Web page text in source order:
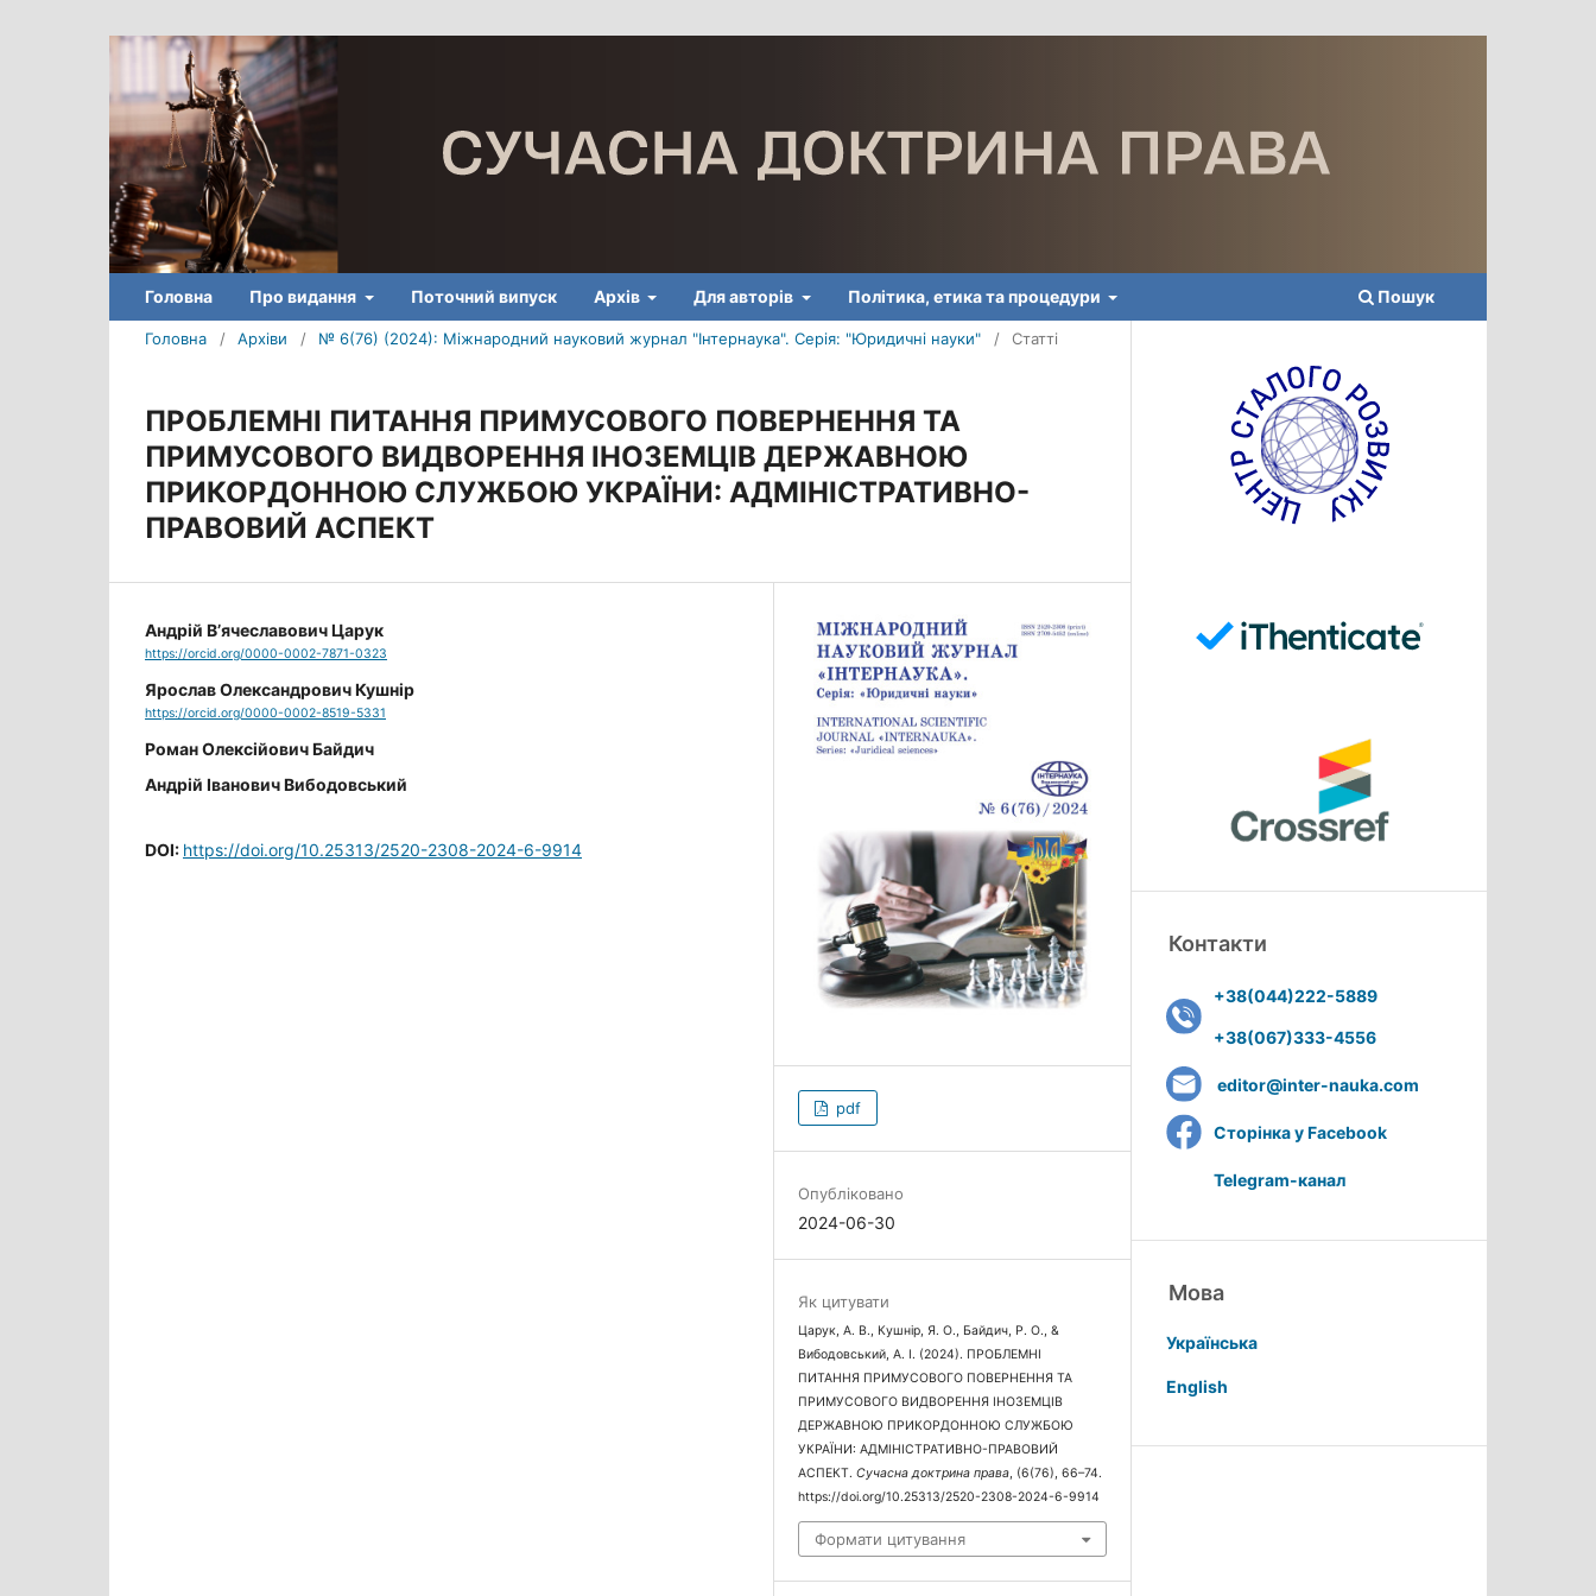
Головна Про видання Поточний випуск Архів Для авторів Політика, етика та процедури Пошук
Головна / Архіви / № 6(76) (2024): Міжнародний науковий журнал "Інтернаука". Серія: "Юридичні науки" / Статті
ПРОБЛЕМНІ ПИТАННЯ ПРИМУСОВОГО ПОВЕРНЕННЯ ТА
ПРИМУСОВОГО ВИДВОРЕННЯ ІНОЗЕМЦІВ ДЕРЖАВНОЮ
ПРИКОРДОННОЮ СЛУЖБОЮ УКРАЇНИ: АДМІНІСТРАТИВНО-
ПРАВОВИЙ АСПЕКТ
Андрій В’ячеславович Царук
https://orcid.org/0000-0002-7871-0323
Ярослав Олександрович Кушнір
https://orcid.org/0000-0002-8519-5331
Роман Олексійович Байдич
Андрій Іванович Вибодовський
DOI: https://doi.org/10.25313/2520-2308-2024-6-9914
pdf
Опубліковано
2024-06-30
Як цитувати
Царук, А. В., Кушнір, Я. О., Байдич, Р. О., &
Вибодовський, А. І. (2024). ПРОБЛЕМНІ
ПИТАННЯ ПРИМУСОВОГО ПОВЕРНЕННЯ ТА
ПРИМУСОВОГО ВИДВОРЕННЯ ІНОЗЕМЦІВ
ДЕРЖАВНОЮ ПРИКОРДОННОЮ СЛУЖБОЮ
УКРАЇНИ: АДМІНІСТРАТИВНО-ПРАВОВИЙ
АСПЕКТ.Сучасна доктрина права , (6(76), 66–74.
https://doi.org/10.25313/2520-2308-2024-6-9914
Формати цитування
Контакти
+38(044)222-5889
+38(067)333-4556
editor@inter-nauka.com
Сторінка у Facebook
Telegram-канал
Мова
Українська
English